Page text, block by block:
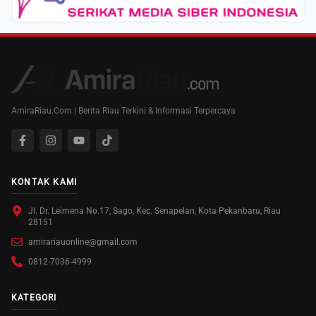
AmiraRiau.Com | Berita Riau Terkini & Informasi Terpercaya
KONTAK KAMI
Jl. Dr. Leimena No.17, Sago, Kec. Senapelan, Kota Pekanbaru, Riau
28151
amirariauonline@gmail.com
0812-7036-4999
KATEGORI